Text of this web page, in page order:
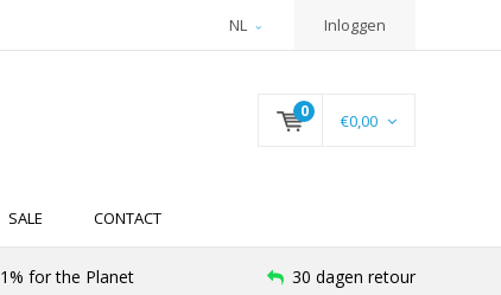
NL Inloggen
0 €0,00
SALE CONTACT
1% for the Planet 30 dagen retour